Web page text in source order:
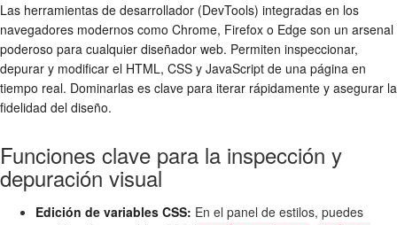
Las herramientas de desarrollador (DevTools) integradas en los
navegadores modernos como Chrome, Firefox o Edge son un arsenal
poderoso para cualquier diseñador web. Permiten inspeccionar,
depurar y modificar el HTML, CSS y JavaScript de una página en
tiempo real. Dominarlas es clave para iterar rápidamente y asegurar la
fidelidad del diseño.
Funciones clave para la inspección y
depuración visual
Edición de variables CSS: En el panel de estilos, puedes